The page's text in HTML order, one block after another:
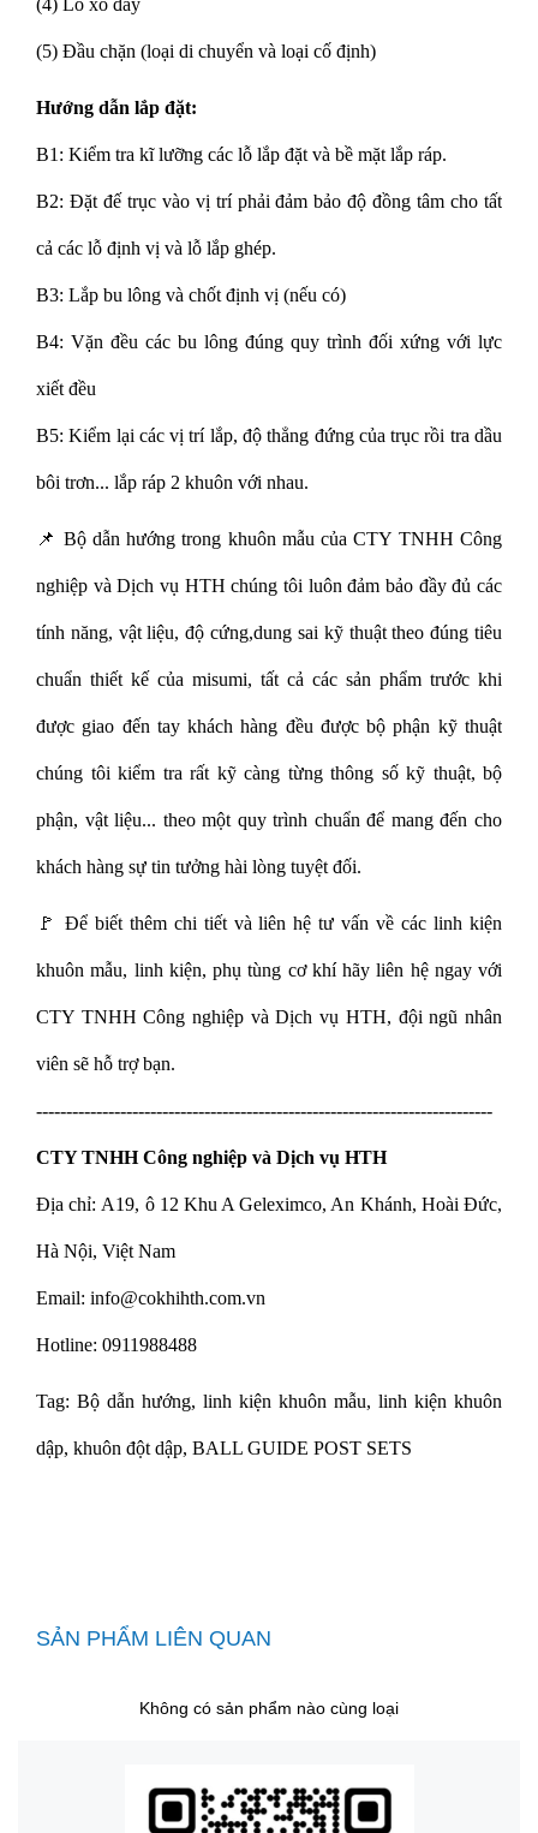
(4) Lo xo đẩy
(5) Đầu chặn (loại di chuyển và loại cố định)
Hướng dẫn lắp đặt:
B1: Kiểm tra kĩ lưỡng các lỗ lắp đặt và bề mặt lắp ráp.
B2: Đặt đế trục vào vị trí phải đảm bảo độ đồng tâm cho tất
cả các lỗ định vị và lỗ lắp ghép.
B3: Lắp bu lông và chốt định vị (nếu có)
B4: Vặn đều các bu lông đúng quy trình đối xứng với lực
xiết đều
B5: Kiểm lại các vị trí lắp, độ thẳng đứng của trục rồi tra dầu
bôi trơn... lắp ráp 2 khuôn với nhau.
📌 Bộ dẫn hướng trong khuôn mẫu của CTY TNHH Công
nghiệp và Dịch vụ HTH chúng tôi luôn đảm bảo đầy đủ các
tính năng, vật liệu, độ cứng,dung sai kỹ thuật theo đúng tiêu
chuẩn thiết kế của misumi, tất cả các sản phẩm trước khi
được giao đến tay khách hàng đều được bộ phận kỹ thuật
chúng tôi kiểm tra rất kỹ càng từng thông số kỹ thuật, bộ
phận, vật liệu... theo một quy trình chuẩn để mang đến cho
khách hàng sự tin tưởng hài lòng tuyệt đối.
🚩 Để biết thêm chi tiết và liên hệ tư vấn về các linh kiện
khuôn mẫu, linh kiện, phụ tùng cơ khí hãy liên hệ ngay với
CTY TNHH Công nghiệp và Dịch vụ HTH, đội ngũ nhân
viên sẽ hỗ trợ bạn.
----------------------------------------------------------------------------
CTY TNHH Công nghiệp và Dịch vụ HTH
Địa chỉ: A19, ô 12 Khu A Geleximco, An Khánh, Hoài Đức,
Hà Nội, Việt Nam
Email: info@cokhihth.com.vn
Hotline: 0911988488
Tag: Bộ dẫn hướng, linh kiện khuôn mẫu, linh kiện khuôn
dập, khuôn đột dập, BALL GUIDE POST SETS
SẢN PHẨM LIÊN QUAN
Không có sản phẩm nào cùng loại